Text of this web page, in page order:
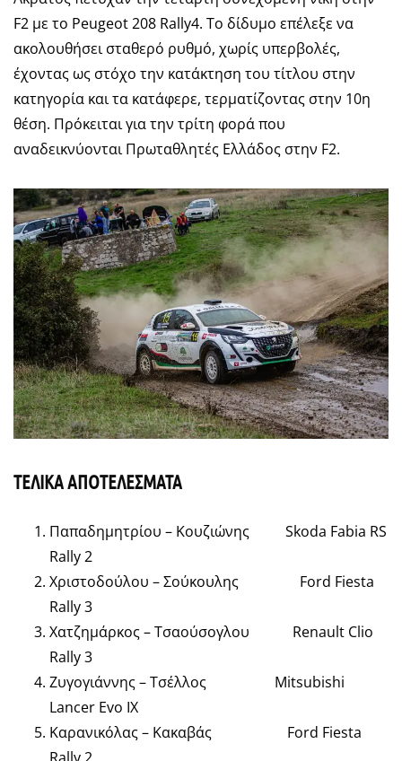
F2 με το Peugeot 208 Rally4. Το δίδυμο επέλεξε να
ακολουθήσει σταθερό ρυθμό, χωρίς υπερβολές,
έχοντας ως στόχο την κατάκτηση του τίτλου στην
κατηγορία και τα κατάφερε, τερματίζοντας στην 10η
θέση. Πρόκειται για την τρίτη φορά που
αναδεικνύονται Πρωταθλητές Ελλάδος στην F2.
ΤΕΛΙΚΑ ΑΠΟΤΕΛΕΣΜΑΤΑ
Παπαδημητρίου – Κουζιώνης Skoda Fabia RS
Rally 2
Χριστοδούλου – Σούκουλης Ford Fiesta
Rally 3
Χατζημάρκος – Τσαούσογλου Renault Clio
Rally 3
Ζυγογιάννης – Τσέλλος Mitsubishi
Lancer Evo IX
Καρανικόλας – Κακαβάς Ford Fiesta